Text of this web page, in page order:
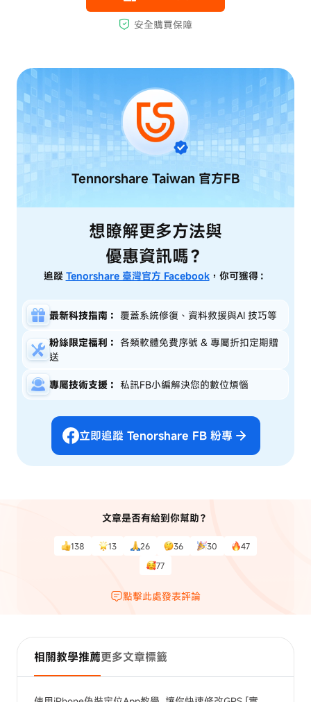
Tennorshare Taiwan 官方FB
想瞭解更多方法與
優惠資訊嗎？
追蹤 Tenorshare 臺灣官方 Facebook，你可獲得：
最新科技指南： 覆蓋系統修復、資料救援與AI 技巧等
粉絲限定福利： 各類軟體免費序號 & 專屬折扣定期贈
送
專屬技術支援： 私訊FB小編解決您的數位煩惱
立即追蹤 Tenorshare FB 粉專
文章是否有給到你幫助？
138 13 26 36 30
47
77
點擊此處發表評論
相關教學推薦更多文章標籤